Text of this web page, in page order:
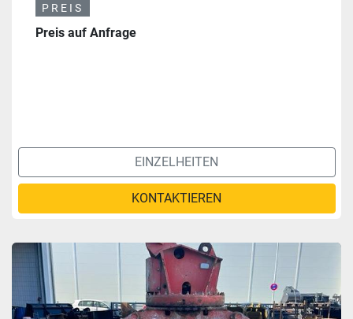
PREIS
Preis auf Anfrage
EINZELHEITEN
KONTAKTIEREN